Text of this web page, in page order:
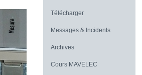
Télécharger
Messages & Incidents
Archives
Cours MAVELEC